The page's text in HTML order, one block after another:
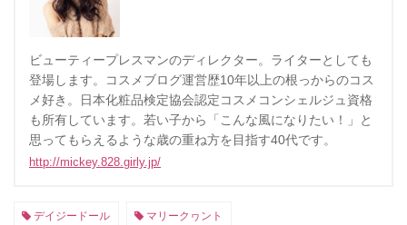
ビューティープレスマンのディレクター。ライターとしても
登場します。コスメブログ運営歴10年以上の根っからのコス
メ好き。日本化粧品検定協会認定コスメコンシェルジュ資格
も所有しています。若い子から「こんな風になりたい！」と
思ってもらえるような歳の重ね方を目指す40代です。
http://mickey.828.girly.jp/
デイジードール マリークヮント